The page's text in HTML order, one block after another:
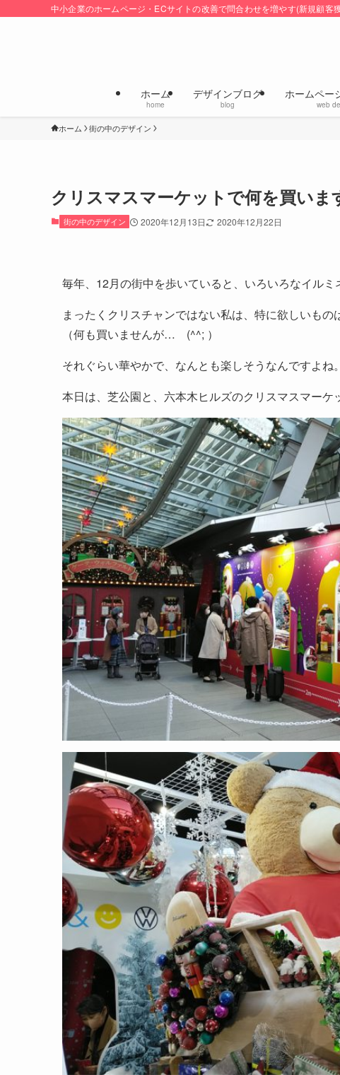
中小企業のホームページ・ECサイトの改善で問合わせを増やす(新規顧
ホーム
home
デザインブログ
blog
ホームペー
web
ホーム 街の中のデザイン
クリスマスマーケットで何を買いま
街の中のデザイン 2020年12月13日 2020年12月22日
毎年、12月の街中を歩いていると、いろいろなイル
まったくクリスチャンではない私は、特に欲しいも
（何も買いませんが… (^^; ）
それぐらい華やかで、なんとも楽しそうなんですよね。
本日は、芝公園と、六本木ヒルズのクリスマスマーケ